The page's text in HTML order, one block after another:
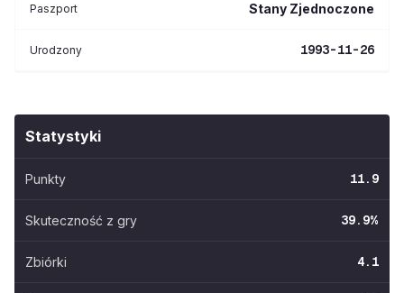
Paszport Stany Zjednoczone
Urodzony 1993-11-26
Statystyki
Punkty 11.9
Skuteczność z gry 39.9%
Zbiórki 4.1